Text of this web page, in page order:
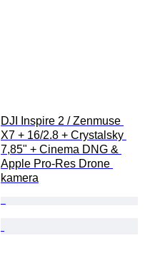
DJI Inspire 2 / Zenmuse
X7 + 16/2.8 + Crystalsky
7,85" + Cinema DNG &
Apple Pro-Res Drone
kamera